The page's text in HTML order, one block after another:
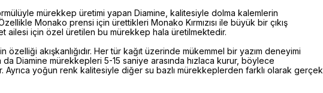
mürekkep üretimi yapan Diamine, kalitesiyle dolma kalemlerin
Monako prensi için ürettikleri Monako Kırmızısı ile büyük bir çıkış
ailesi için özel üretilen bu mürekkep hala üretilmektedir.
akışkanlığıdır. Her tür kağıt üzerinde mükemmel bir yazım deneyimi
Diamine mürekkepleri 5-15 saniye arasında hızlaca kurur, böylece
Ayrıca yoğun renk kalitesiyle diğer su bazlı mürekkeplerden farklı olarak gerçek